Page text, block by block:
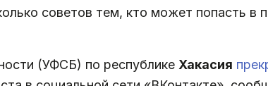
советов тем, кто может попасть в
(УФСБ) по республике Хакасия